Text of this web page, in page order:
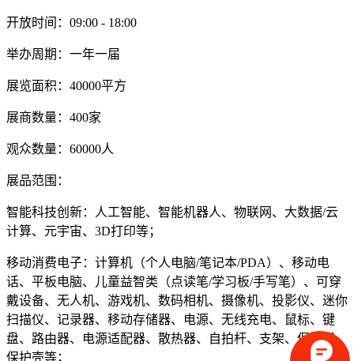
开放时间：09:00 - 18:00
举办周期：一年一届
展览面积：40000平方
展商数量：400家
观众数量：60000人
展品范围：
智能科技创新：人工智能、智能机器人、物联网、大数据/云
计算、元宇宙、3D打印等；
移动消费电子：计算机（个人电脑/笔记本/PDA）、移动电
话、平板电脑、儿童益智类（点读笔/学习板/手写笔）、可穿
戴设备、无人机、游戏机、数码相机、摄像机、投影仪、迷你
扫描仪、记录器、移动存储器、电源、无线充电、鼠标、键
盘、路由器、电源适配器、散热器、自拍杆、支架、保护膜、
保护壳等；